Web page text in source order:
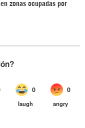
zonas ocupadas por